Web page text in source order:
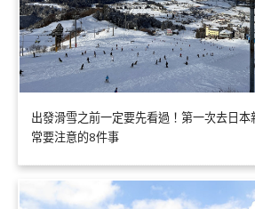
出發滑雪之前一定要先看過！第一次去日
常要注意的8件事